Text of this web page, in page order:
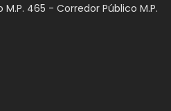
465 - Corredor Público M.P.